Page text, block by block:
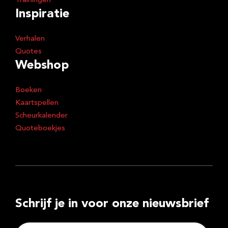
Inspiratie
Verhalen
Quotes
Webshop
Boeken
Kaartspellen
Scheurkalender
Quoteboekjes
Schrijf je in voor onze nieuwsbrief